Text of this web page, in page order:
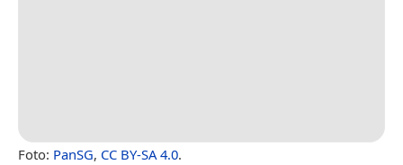
Foto: PanSG, CC BY-SA 4.0.